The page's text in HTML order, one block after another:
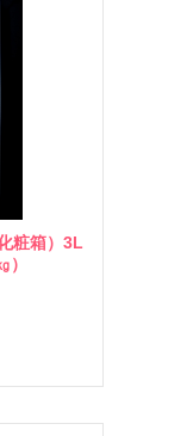
粧箱）3L